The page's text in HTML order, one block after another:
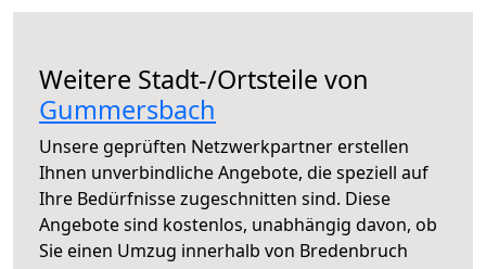
Weitere Stadt-/Ortsteile von
Gummersbach
Unsere geprüften Netzwerkpartner erstellen
Ihnen unverbindliche Angebote, die speziell auf
Ihre Bedürfnisse zugeschnitten sind. Diese
Angebote sind kostenlos, unabhängig davon, ob
Sie einen Umzug innerhalb von Bredenbruch